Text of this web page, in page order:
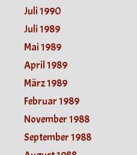
Juli 1990
Juli 1989
Mai 1989
April 1989
März 1989
Februar 1989
November 1988
September 1988